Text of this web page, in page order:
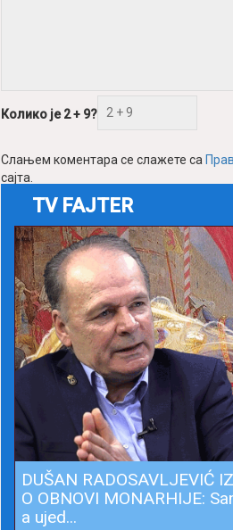
Колико је 2 + 9?
Слањем коментара се слажете са
сајта.
TV FAJTER
DUŠAN RADOSAVLJEVIĆ
O OBNOVI MONARHIJE:
a ujed...